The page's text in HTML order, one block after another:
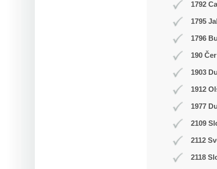
1792
1795
1796
190
1903
1912
1977
2109
2112
2118